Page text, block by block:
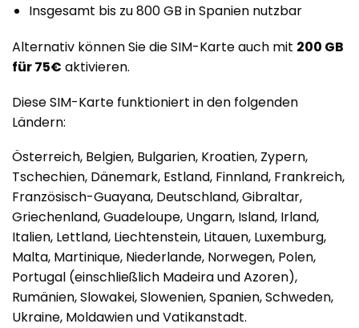
Insgesamt bis zu 800 GB in Spanien nutzbar
Alternativ können Sie die SIM-Karte auch mit 200 GB
für 75€ aktivieren.
Diese SIM-Karte funktioniert in den folgenden
Ländern:
Österreich, Belgien, Bulgarien, Kroatien, Zypern,
Tschechien, Dänemark, Estland, Finnland, Frankreich,
Französisch-Guayana, Deutschland, Gibraltar,
Griechenland, Guadeloupe, Ungarn, Island, Irland,
Italien, Lettland, Liechtenstein, Litauen, Luxemburg,
Malta, Martinique, Niederlande, Norwegen, Polen,
Portugal (einschließlich Madeira und Azoren),
Rumänien, Slowakei, Slowenien, Spanien, Schweden,
Ukraine, Moldawien und Vatikanstadt.